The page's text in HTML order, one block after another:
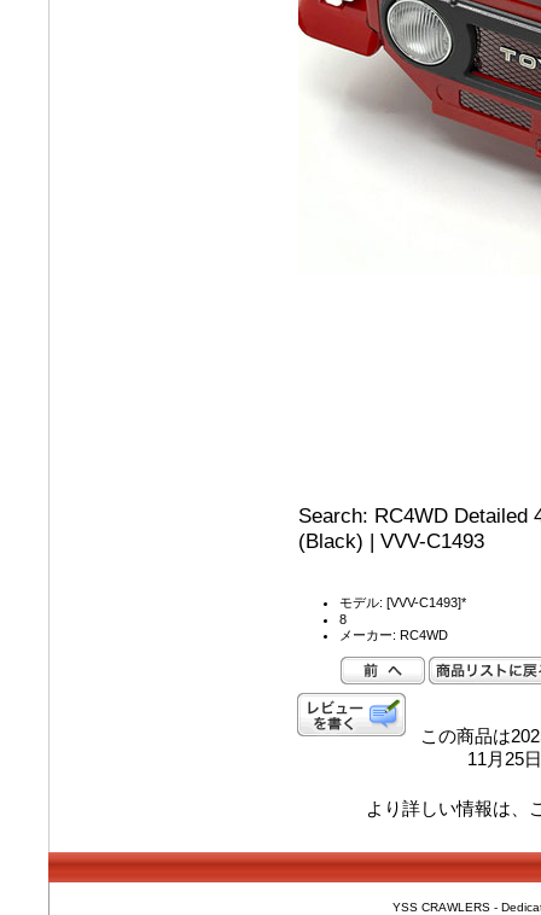
Search: RC4WD Detailed
(Black) | VVV-C1493
モデル: [VVV-C1493]*
8
メーカー: RC4WD
この商品は
11月25
より詳しい情報は、
YSS CRAWLERS -